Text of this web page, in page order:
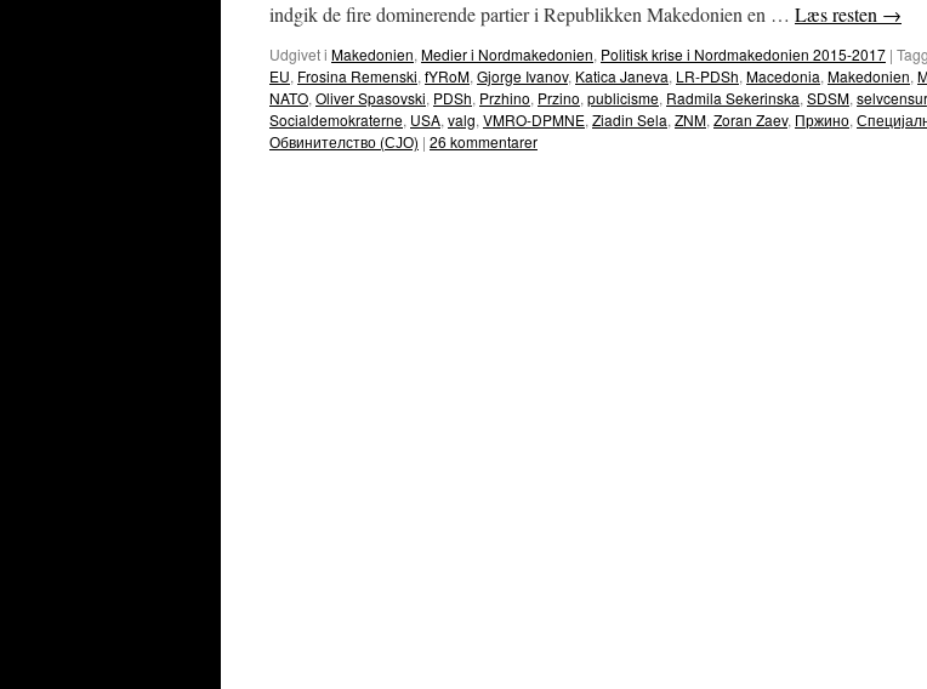
indgik de fire dominerende partier i Republikken Makedonien en … Læs resten →
Udgivet i Makedonien, Medier i Nordmakedonien, Politisk krise i Nordmakedonien 2015-2017 |
EU, Frosina Remenski, fYRoM, Gjorge Ivanov, Katica Janeva, LR-PDSh, Macedonia, Makedonien,
NATO, Oliver Spasovski, PDSh, Przhino, Przino, publicisme, Radmila Sekerinska, SDSM, selvcensur
Socialdemokraterne, USA, valg, VMRO-DPMNE, Ziadin Sela, ZNM, Zoran Zaev, Пржино,
Обвинителство (СЈО) | 26 kommentarer